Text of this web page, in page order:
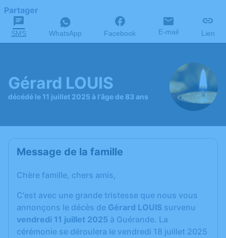
Partager
SMS WhatsApp Facebook E-mail Lien
Gérard LOUIS
décédé le 11 juillet 2025 à l'âge de 83 ans
Message de la famille
Chère famille, chers amis,
C'est avec une grande tristesse que nous vous
annonçons le décès de Gérard LOUIS survenu
vendredi 11 juillet 2025 à Guérande. La
cérémonie se déroulera le vendredi 18 juillet 2025